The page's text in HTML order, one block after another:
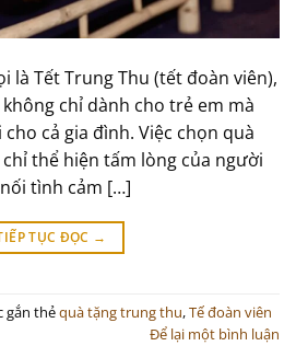
là Tết Trung Thu (tết đoàn viên),
chỉ dành cho trẻ em mà
cả gia đình. Việc chọn quà
thể hiện tấm lòng của người
tình cảm […]
TỤC ĐỌC →
gắn thẻquà tặng trung thu,Tế đoàn viên
Để lại một bình luận